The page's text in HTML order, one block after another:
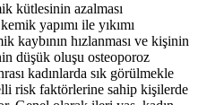
kütlesinin azalması
yapımı ile yıkımı
kaybının hızlanması ve kişinin
düşük oluşu osteoporoz
kadınlarda sık görülmekle
risk faktörlerine sahip kişilerde